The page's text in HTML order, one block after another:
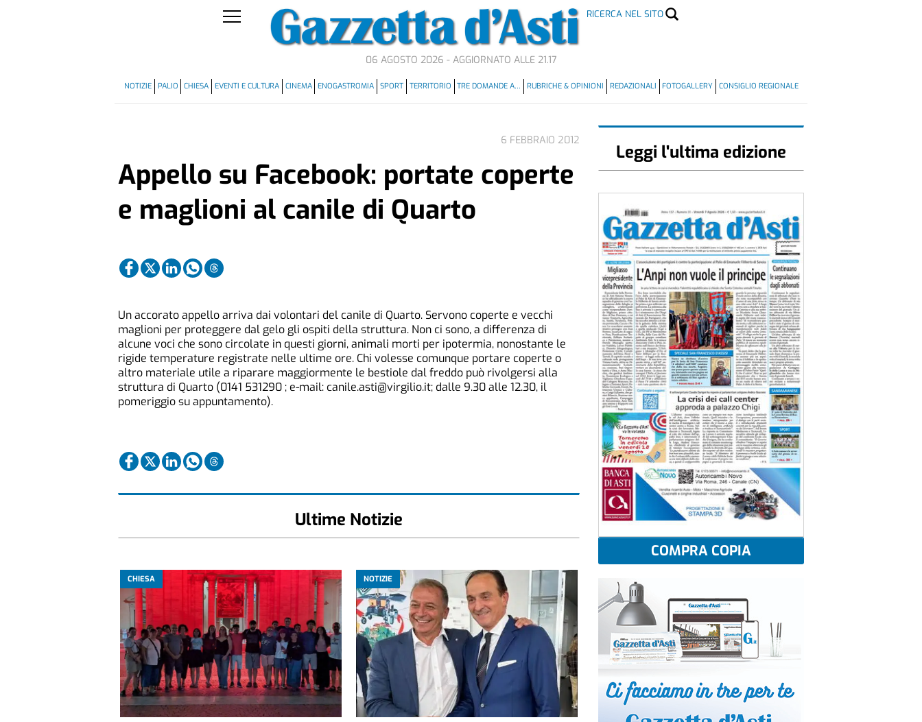
RICERCA NEL SITO
06 AGOSTO 2026 - AGGIORNATO ALLE 21.17
NOTIZIE PALIO CHIESA EVENTI E CULTURA CINEMA ENOGASTROMIA SPORT TERRITORIO TRE DOMANDE A… RUBRICHE & OPINIONI REDAZIONALI FOTOGALLERY CONSIGLIO REGIONALE
6 FEBBRAIO 2012
Appello su Facebook: portate coperte
e maglioni al canile di Quarto
Un accorato appello arriva dai volontari del canile di Quarto. Servono coperte e vecchi
maglioni per proteggere dal gelo gli ospiti della struttura. Non ci sono, a differenza di
alcune voci che sono circolate in questi giorni, animali morti per ipotermia, nonostante le
rigide temperature registrate nelle ultime ore. Chi volesse comunque portare coperte o
altro materiale utile a riparare maggiormente le bestiole dal freddo può rivolgersi alla
struttura di Quarto (0141 531290 ; e-mail: canile.asti@virgilio.it; dalle 9.30 alle 12.30, il
pomeriggio su appuntamento).
Ultime Notizie
CHIESA NOTIZIE
Leggi l'ultima edizione
COMPRA COPIA